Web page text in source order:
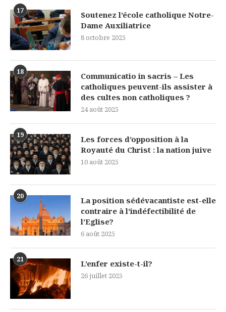
17
Soutenez l’école catholique Notre-
Dame Auxiliatrice
8 octobre 2025
18
Communicatio in sacris – Les
catholiques peuvent-ils assister à
des cultes non catholiques ?
24 août 2025
19
Les forces d’opposition à la
Royauté du Christ : la nation juive
10 août 2025
20
La position sédévacantiste est-elle
contraire à l’indéfectibilité de
l’Eglise?
6 août 2025
21 L’enfer existe-t-il?
26 juillet 2025